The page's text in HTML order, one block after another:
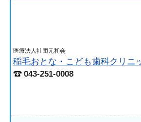
医療法人社団元和会
稲毛おとな・こども歯科クリニ
043-251-0008